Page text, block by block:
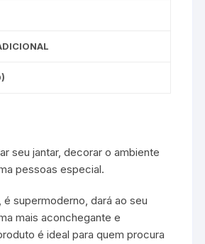
seu jantar, decorar o ambiente
pessoas especial.
supermoderno, dará ao seu
mais aconchegante e
é ideal para quem procura